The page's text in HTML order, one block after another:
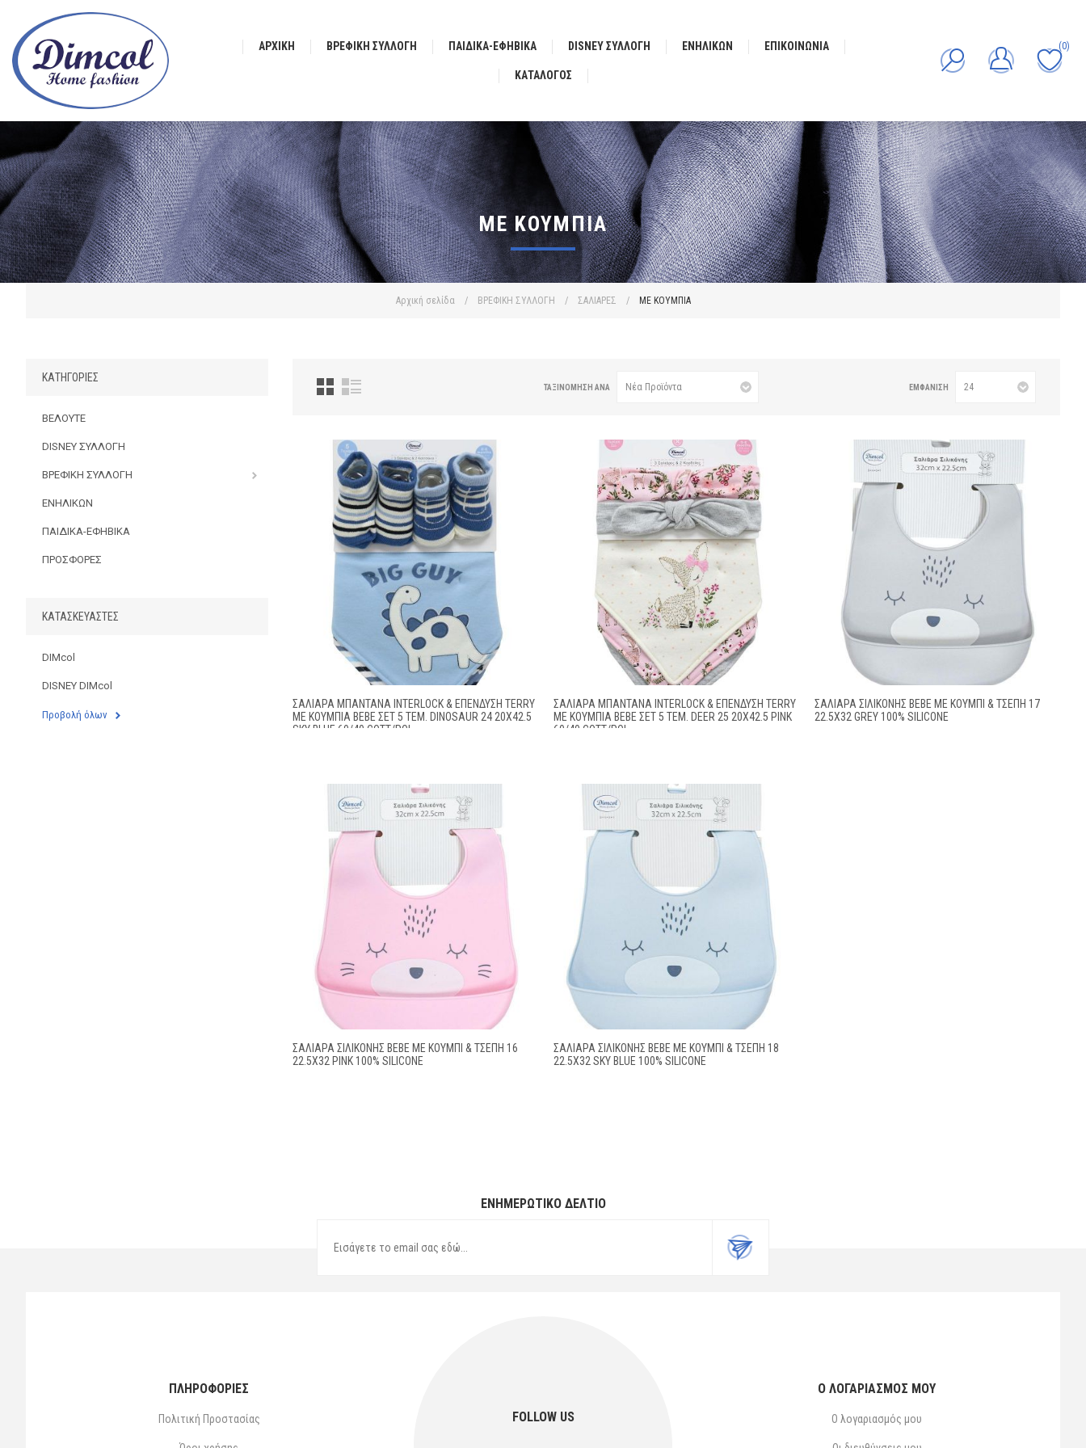
ΑΡΧΙΚΉ ΒΡΕΦΙΚΗ ΣΥΛΛΟΓΗ ΠΑΙΔΙΚΑ-ΕΦΗΒΙΚΑ DISNEY ΣΥΛΛΟΓΗ ΕΝΗΛΙΚΩΝ ΕΠΙΚΟΙΝΩΝΊΑ
ΚΑΤΆΛΟΓΟΣ
(0)
Αρχική σελίδα / ΒΡΕΦΙΚΗ ΣΥΛΛΟΓΗ / ΣΑΛΙΑΡΕΣ / ΜΕ ΚΟΥΜΠΙΑ
ΜΕ ΚΟΥΜΠΙΑ
ΤΑΞΙΝΌΜΗΣΗ ΑΝΆ ΕΜΦΆΝΙΣΗ
ΣΑΛΙΆΡΑ ΜΠΑΝΤΆΝΑ INTERLOCK & ΕΠΈΝΔΥΣΗ TERRY
ΜΕ ΚΟΥΜΠΊΑ BEBE ΣΕΤ 5 ΤΕΜ. DINOSAUR 24 20X42.5
SKY BLUE 60/40 COTT/POL
ΣΑΛΙΆΡΑ ΜΠΑΝΤΆΝΑ INTERLOCK & ΕΠΈΝΔΥΣΗ TERRY
ΜΕ ΚΟΥΜΠΊΑ BEBE ΣΕΤ 5 ΤΕΜ. DEER 25 20X42.5 PINK
60/40 COTT/POL
ΣΑΛΙΆΡΑ ΣΙΛΙΚΌΝΗΣ BEBE ΜΕ ΚΟΥΜΠΊ & ΤΣΈΠΗ 17
22.5X32 GREY 100% SILICONE
ΣΑΛΙΆΡΑ ΣΙΛΙΚΌΝΗΣ BEBE ΜΕ ΚΟΥΜΠΊ & ΤΣΈΠΗ 16
22.5X32 PINK 100% SILICONE
ΣΑΛΙΆΡΑ ΣΙΛΙΚΌΝΗΣ BEBE ΜΕ ΚΟΥΜΠΊ & ΤΣΈΠΗ 18
22.5X32 SKY BLUE 100% SILICONE
ΚΑΤΗΓΟΡΊΕΣ
ΒΕΛΟΥΤΕ
DISNEY ΣΥΛΛΟΓΗ
ΒΡΕΦΙΚΗ ΣΥΛΛΟΓΗ
ΕΝΗΛΙΚΩΝ
ΠΑΙΔΙΚΑ-ΕΦΗΒΙΚΑ
ΠΡΟΣΦΟΡΕΣ
ΚΑΤΑΣΚΕΥΑΣΤΈΣ
DIMcol
DISNEY DIMcol
Προβολή όλων
ΕΝΗΜΕΡΩΤΙΚΌ ΔΕΛΤΊΟ
FOLLOW US
ΠΛΗΡΟΦΟΡΙΕΣ
Πολιτική Προστασίας
Ο ΛΟΓΑΡΙΑΣΜΌΣ ΜΟΥ
Ο λογαριασμός μου